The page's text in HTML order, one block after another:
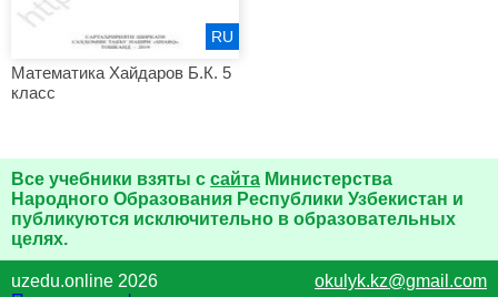
Математика Хайдаров Б.К. 5
класс
RU
Все учебники взяты с сайта Министерства
Народного Образования Республики Узбекистан и
публикуются исключительно в образовательных
целях.
uzedu.online 2026
okulyk.kz@gmail.com